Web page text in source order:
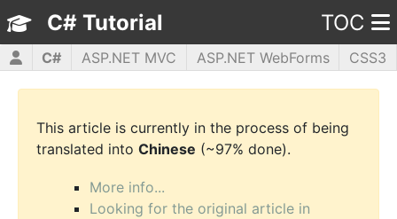
C# Tutorial TOC
C# ASP.NET MVC ASP.NET WebForms
CSS3
HTML5
JavaScript jQuery PHP5 WPF
This article is currently in the process of being
translated into Chinese (~97% done).
More info...
Looking for the original article in